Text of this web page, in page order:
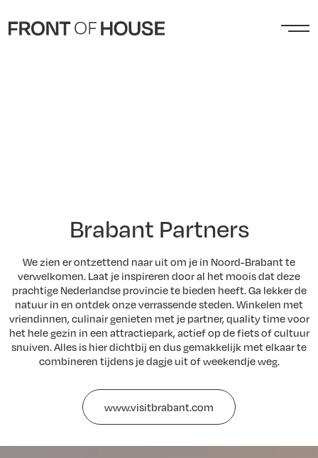
Brabant Partners
We zien er ontzettend naar uit om je in Noord-Brabant te
verwelkomen. Laat je inspireren door al het moois dat deze
prachtige Nederlandse provincie te bieden heeft. Ga lekker de
natuur in en ontdek onze verrassende steden. Winkelen met
vriendinnen, culinair genieten met je partner, quality time voor
het hele gezin in een attractiepark, actief op de fiets of cultuur
snuiven. Alles is hier dichtbij en dus gemakkelijk met elkaar te
combineren tijdens je dagje uit of weekendje weg.
www.visitbrabant.com